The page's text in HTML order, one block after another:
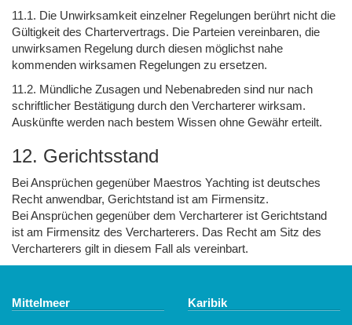
11.1. Die Unwirksamkeit einzelner Regelungen berührt nicht die
Gültigkeit des Chartervertrags. Die Parteien vereinbaren, die
unwirksamen Regelung durch diesen möglichst nahe
kommenden wirksamen Regelungen zu ersetzen.
11.2. Mündliche Zusagen und Nebenabreden sind nur nach
schriftlicher Bestätigung durch den Vercharterer wirksam.
Auskünfte werden nach bestem Wissen ohne Gewähr erteilt.
12. Gerichtsstand
Bei Ansprüchen gegenüber Maestros Yachting ist deutsches
Recht anwendbar, Gerichtstand ist am Firmensitz.
Bei Ansprüchen gegenüber dem Vercharterer ist Gerichtstand
ist am Firmensitz des Vercharterers. Das Recht am Sitz des
Vercharterers gilt in diesem Fall als vereinbart.
Mittelmeer Karibik